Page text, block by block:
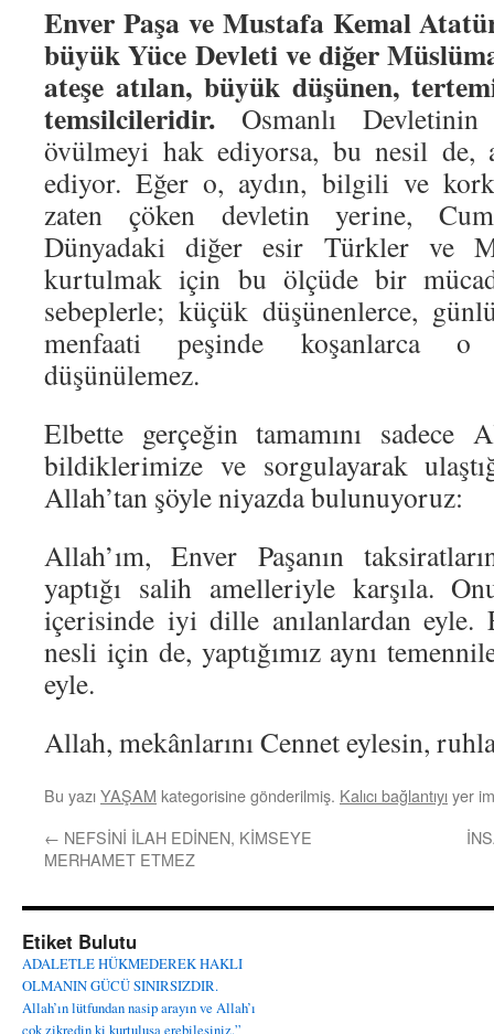
Enver Paşa ve Mustafa Kemal
büyük Yüce Devleti ve diğer
ateşe atılan, büyük düşünen,
temsilcileridir. Osmanlı
övülmeyi hak ediyorsa, bu nesil de,
ediyor. Eğer o, aydın, bilgili ve
zaten çöken devletin yerine,
Dünyadaki diğer esir Türkler ve
kurtulmak için bu ölçüde bir
sebeplerle; küçük düşünenlerce,
menfaati peşinde koşanlarca o
düşünülemez.
Elbette gerçeğin tamamını
bildiklerimize ve sorgulayarak
Allah’tan şöyle niyazda bulunuyoruz:
Allah’ım, Enver Paşanın
yaptığı salih amelleriyle karşıla.
içerisinde iyi dille anılanlardan eyle.
nesli için de, yaptığımız aynı
eyle.
Allah, mekânlarını Cennet eylesin,
Bu yazıYAŞAM kategorisine gönderilmiş. Kalıcı bağlantıyıyer
← NEFSİNİ İLAH EDİNEN, KİMSEYE
MERHAMET ETMEZ
Etiket Bulutu
ADALETLE HÜKMEDEREK HAKLI
OLMANIN GÜCÜ SINIRSIZDIR.
Allah’ın lütfundan nasip arayın ve Allah’ı
çok zikredin ki kurtuluşa erebilesiniz.”